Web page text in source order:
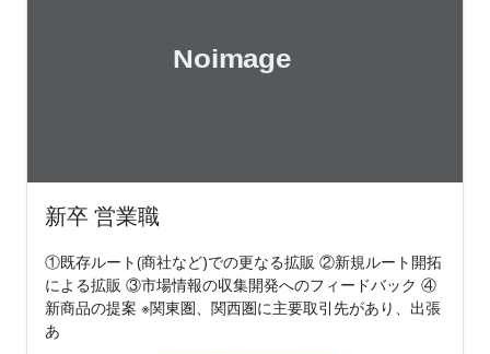
新卒 営業職
①既存ルート(商社など)での更なる拡販 ②新規ルート開拓
による拡販 ③市場情報の収集開発へのフィードバック ④
新商品の提案 ※関東圏、関西圏に主要取引先があり、出張
あ